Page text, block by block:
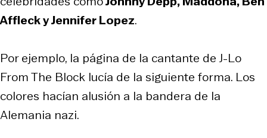
Affleck y Jennifer Lopez.
Por ejemplo, la página de la cantante de J-Lo
From The Block lucía de la siguiente forma. Los
colores hacían alusión a la bandera de la
Alemania nazi.